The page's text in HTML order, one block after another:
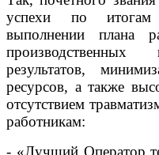
успехи по итогам
выполнении плана
производственных
результатов,
ресурсов, а также
отсутствием
работникам:
- «Лучший Оператор